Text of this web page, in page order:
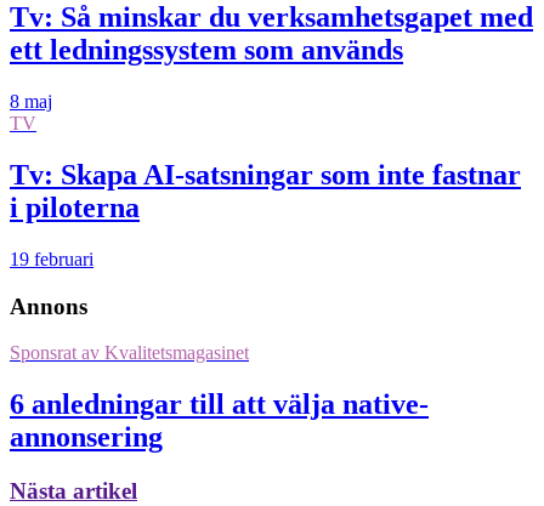
Tv: Så minskar du verksamhetsgapet med
ett ledningssystem som används
8 maj
TV
Tv: Skapa AI-satsningar som inte fastnar
i piloterna
19 februari
Annons
Sponsrat av Kvalitetsmagasinet
6 anledningar till att välja native-
annonsering
Nästa artikel